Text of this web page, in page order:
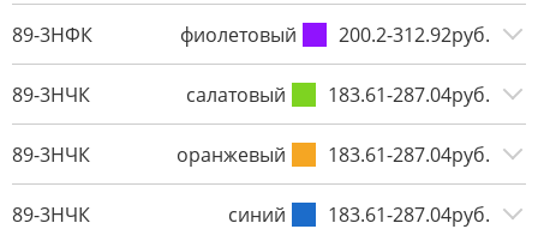
89-3НФК фиолетовый 200.2-312.92руб.
89-3НЧК салатовый 183.61-287.04руб.
89-3НЧК оранжевый 183.61-287.04руб.
89-3НЧК синий 183.61-287.04руб.